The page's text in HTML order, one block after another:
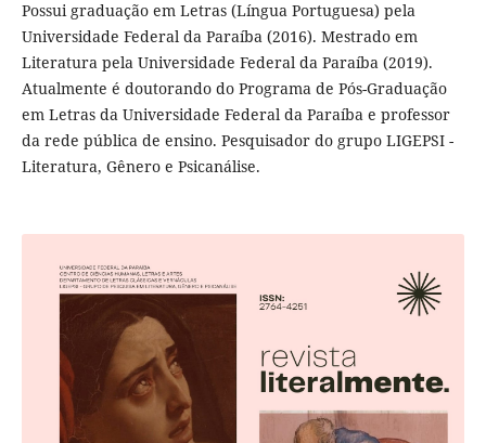
Possui graduação em Letras (Língua Portuguesa) pela
Universidade Federal da Paraíba (2016). Mestrado em
Literatura pela Universidade Federal da Paraíba (2019).
Atualmente é doutorando do Programa de Pós-Graduação
em Letras da Universidade Federal da Paraíba e professor
da rede pública de ensino. Pesquisador do grupo LIGEPSI -
Literatura, Gênero e Psicanálise.